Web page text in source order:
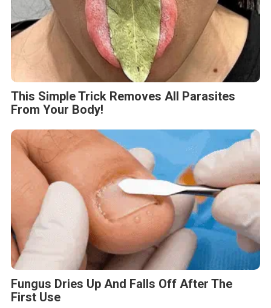
This Simple Trick Removes All Parasites
From Your Body!
Fungus Dries Up And Falls Off After The
First Use